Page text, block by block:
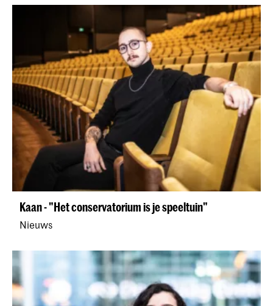
Kaan - "Het conservatorium is je speeltuin"
Nieuws